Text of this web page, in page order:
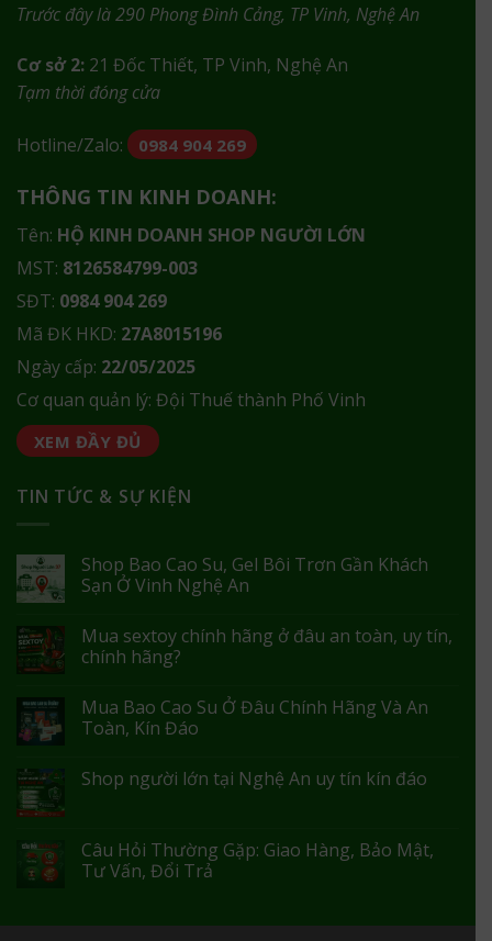
Trước đây là 290 Phong Đình Cảng, TP Vinh, Nghệ An
Cơ sở 2: 21 Đốc Thiết, TP Vinh, Nghệ An
Tạm thời đóng cửa
Hotline/Zalo: 0984 904 269
THÔNG TIN KINH DOANH:
Tên: HỘ KINH DOANH SHOP NGƯỜI LỚN
MST: 8126584799-003
SĐT: 0984 904 269
Mã ĐK HKD: 27A8015196
Ngày cấp: 22/05/2025
Cơ quan quản lý: Đội Thuế thành Phố Vinh
XEM ĐẦY ĐỦ
TIN TỨC & SỰ KIỆN
Shop Bao Cao Su, Gel Bôi Trơn Gần Khách
Sạn Ở Vinh Nghệ An
Mua sextoy chính hãng ở đâu an toàn, uy tín,
chính hãng?
Mua Bao Cao Su Ở Đâu Chính Hãng Và An
Toàn, Kín Đáo
Shop người lớn tại Nghệ An uy tín kín đáo
Câu Hỏi Thường Gặp: Giao Hàng, Bảo Mật,
Tư Vấn, Đổi Trả